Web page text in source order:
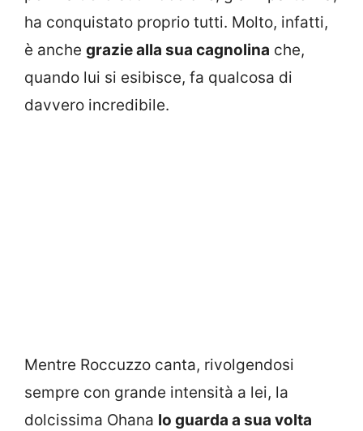
ha conquistato proprio tutti. Molto, infatti,
è anche grazie alla sua cagnolina che,
quando lui si esibisce, fa qualcosa di
davvero incredibile.
Mentre Roccuzzo canta, rivolgendosi
sempre con grande intensità a lei, la
dolcissima Ohana lo guarda a sua volta